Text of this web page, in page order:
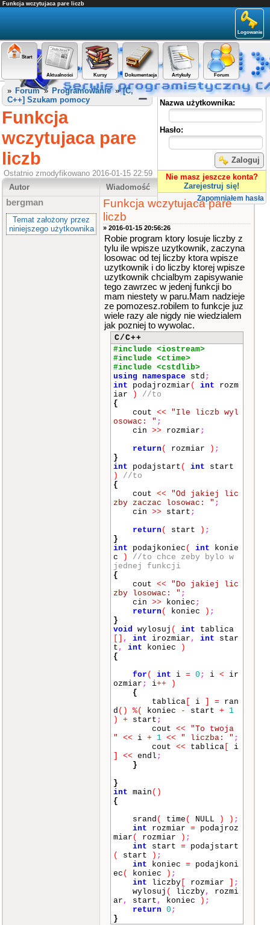
Funkcja wczytujaca pare liczb
Logowanie
Start
Aktualności Kursy Dokumentacja Artykuły Forum
Panel użytkownika
Nazwa użytkownika:
Hasło:
Zaloguj
Nie masz jeszcze konta?
Zarejestruj się!
Zapomniałem hasła
» Forum» Programowanie»[C,
C++] Szukam pomocy
Funkcja
wczytujaca pare
liczb
Ostatnio zmodyfikowano 2016-01-15 22:59
Autor
Wiadomość
bergman
Temat założony przez
niniejszego użytkownika
Funkcja wczytujaca pare
liczb
» 2016-01-15 20:56:26
Robie program ktory losuje liczby z
tylu ile wpisze uzytkownik, zaczyna
losowac od tej liczby ktora wpisze
uzytkownik i do liczby ktorej wpisze
uzytkownik chcialbym zapisywanie
tego zawrzec w jedenj funkcji bo
mam niestety w paru.Mam nadzieje
ze pomozesz.robilem to funkcje juz
wiele razy ale nigdy nie wiedzialem
jak pozniej to wywolac.
C/C++
#include <iostream>
#include <ctime>
#include <cstdlib>
using namespace std ;
int podajrozmiar ( int rozm
iar
)
//to
{
cout <<
"Ile liczb wyl
osowac: " ;
cin >> rozmiar ;
return ( rozmiar ) ;
}
int podajstart ( int start
)
//to
{
cout <<
"Od jakiej lic
zby zaczac losowac: " ;
cin >> start ;
return ( start ) ;
}
int podajkoniec ( int konie
c
)
//to chce zeby bylo w
jednej funkcji
{
cout <<
"Do jakiej lic
zby losowac: " ;
cin >> koniec ;
return ( koniec ) ;
}
void wylosuj ( int tablica
, int irozmiar , int star
t , int koniec
)
{
for ( int i = 0 ; i < ir
ozmiar ; i++
)
{
tablica
i = ran
d () %( koniec - start +
1
)
+ start ;
cout <<
"To twoja
"
<< i + 1 << " liczba: " ;
cout << tablica
i
<< endl ;
}
}
int main ()
{
srand ( time ( NULL ) ) ;
int rozmiar = podajroz
miar ( rozmiar ) ;
int start = podajstart
(
start ) ;
int koniec = podajkoni
ec ( koniec ) ;
int liczby rozmiar
;
wylosuj ( liczby,
rozmi
ar , start , koniec ) ;
return 0 ;
}